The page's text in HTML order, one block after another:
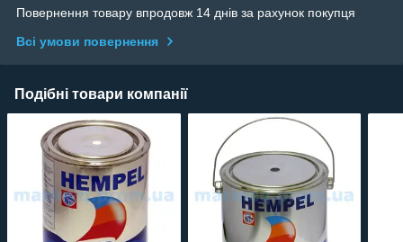
Повернення товару впродовж 14 днів за рахунок покупця
Всі умови повернення
Подібні товари компанії